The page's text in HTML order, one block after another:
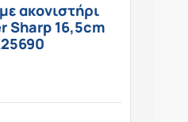
ακονιστήρι
Sharp 16,5cm